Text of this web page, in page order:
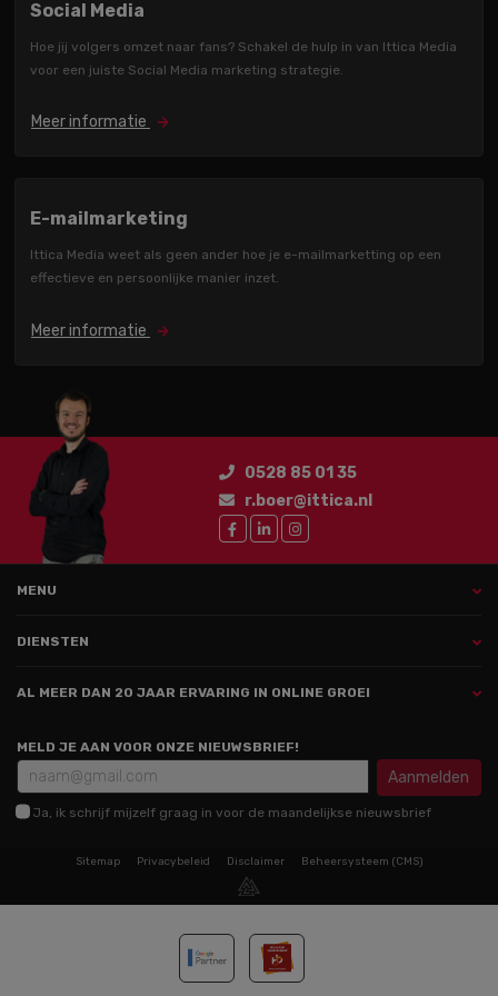
Social Media
Hoe jij volgers omzet naar fans? Schakel de hulp in van Ittica Media
voor een juiste Social Media marketing strategie.
Meer informatie
E-mailmarketing
Ittica Media weet als geen ander hoe je e-mailmarketting op een
effectieve en persoonlijke manier inzet.
Meer informatie
0528 85 01 35
r.boer@ittica.nl
MENU
DIENSTEN
AL MEER DAN 20 JAAR ERVARING IN ONLINE GROEI
MELD JE AAN VOOR ONZE NIEUWSBRIEF!
Aanmelden
Ja, ik schrijf mijzelf graag in voor de maandelijkse nieuwsbrief
Sitemap Privacybeleid Disclaimer Beheersysteem (CMS)